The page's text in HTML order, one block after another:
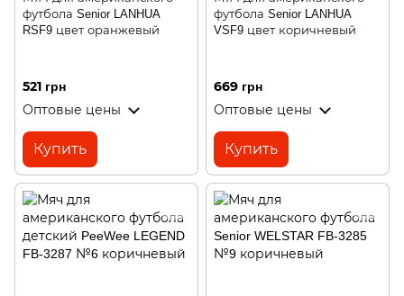
футбола Senior LANHUA
RSF9 цвет оранжевый
521 грн
Оптовые цены
Купить
футбола Senior LANHUA
VSF9 цвет коричневый
669 грн
Оптовые цены
Купить